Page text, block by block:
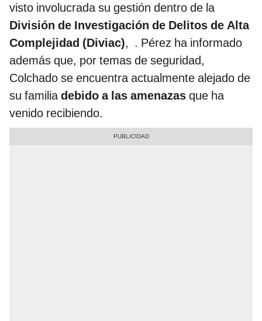
visto involucrada su gestión dentro de la
División de Investigación de Delitos de Alta
Complejidad (Diviac), . Pérez ha informado
además que, por temas de seguridad,
Colchado se encuentra actualmente alejado de
su familiadebido a las amenazas que ha
venido recibiendo.